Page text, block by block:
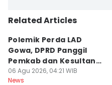
Related Articles
Polemik Perda LAD
Gowa, DPRD Panggil
Pemkab dan Kesultanan
Gowa
06 Agu 2026, 04:21 WIB
News